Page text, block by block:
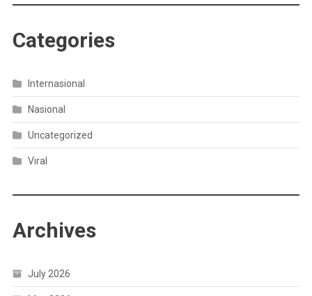
Categories
Internasional
Nasional
Uncategorized
Viral
Archives
July 2026